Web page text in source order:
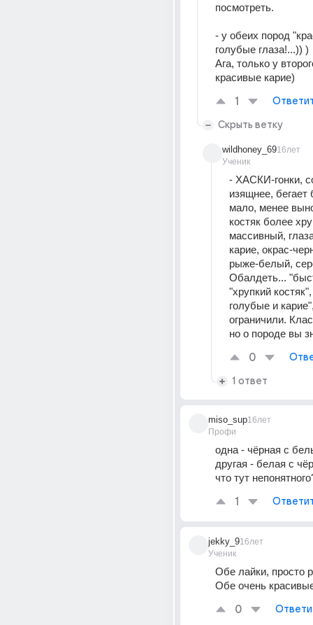
посмотреть.
- у обеих пород
голубые глаза!...)) )
Ага, только у
красивые карие)
1
Скрыть ветку
wildhoney_69
Ученик
16лет
- ХАСКИ-гонки,
изящнее, бегает
мало, менее
костяк более
массивный,
карие, окрас-
рыже-белый,
Обалдеть...
"хрупкий
голубые и
ограничили.
но о породе вы
0
1 ответ
miso_sup
Профи
16лет
одна - чёрная с
другая - белая с
что тут
1
jekky_9
Ученик
16лет
Обе лайки, просто
Обе очень
0